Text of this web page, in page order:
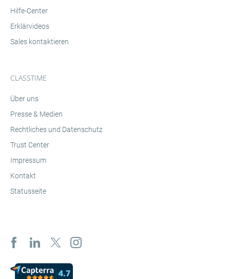
Hilfe-Center
Erklärvideos
Sales kontaktieren
CLASSTIME
Über uns
Presse & Medien
Rechtliches und Datenschutz
Trust Center
Impressum
Kontakt
Statusseite